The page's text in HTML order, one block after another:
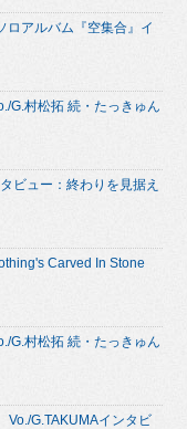
ロアルバム『空集合』イ
G.村松拓 続・たっきゅん
ビュー：終わりを見据え
Carved In Stone
G.村松拓 続・たっきゅん
Vo./G.TAKUMAインタビ